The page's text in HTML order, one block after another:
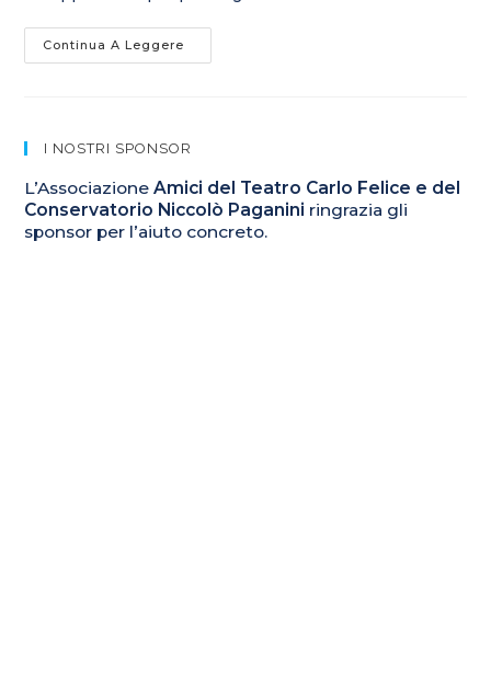
Continua A Leggere
I NOSTRI SPONSOR
L’AssociazioneAmici del Teatro Carlo Felice e del
Conservatorio Niccolò Paganini ringrazia gli
sponsor per l’aiuto concreto.